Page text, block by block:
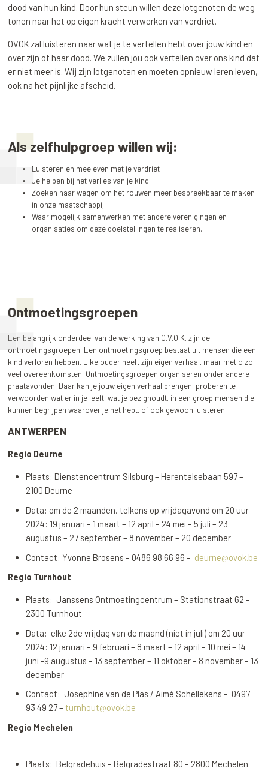
dood van hun kind. Door hun steun willen deze lotgenoten de weg
tonen naar het op eigen kracht verwerken van verdriet.
OVOK zal luisteren naar wat je te vertellen hebt over jouw kind en
over zijn of haar dood. We zullen jou ook vertellen over ons kind dat
er niet meer is. Wij zijn lotgenoten en moeten opnieuw leren leven,
ook na het pijnlijke afscheid.
Als zelfhulpgroep willen wij:
Luisteren en meeleven met je verdriet
Je helpen bij het verlies van je kind
Zoeken naar wegen om het rouwen meer bespreekbaar te maken
in onze maatschappij
Waar mogelijk samenwerken met andere verenigingen en
organisaties om deze doelstellingen te realiseren.
Ontmoetingsgroepen
Een belangrijk onderdeel van de werking van O.V.O.K. zijn de
ontmoetingsgroepen. Een ontmoetingsgroep bestaat uit mensen die een
kind verloren hebben. Elke ouder heeft zijn eigen verhaal, maar met o zo
veel overeenkomsten. Ontmoetingsgroepen organiseren onder andere
praatavonden. Daar kan je jouw eigen verhaal brengen, proberen te
verwoorden wat er in je leeft, wat je bezighoudt, in een groep mensen die
kunnen begrijpen waarover je het hebt, of ook gewoon luisteren.
ANTWERPEN
Regio Deurne
Plaats: Dienstencentrum Silsburg – Herentalsebaan 597 –
2100 Deurne
Data: om de 2 maanden, telkens op vrijdagavond om 20 uur
2024: 19 januari – 1 maart – 12 april – 24 mei – 5 juli – 23
augustus – 27 september – 8 november – 20 december
Contact: Yvonne Brosens – 0486 98 66 96 – deurne@ovok.be
Regio Turnhout
Plaats: Janssens Ontmoetingcentrum – Stationstraat 62 –
2300 Turnhout
Data: elke 2de vrijdag van de maand (niet in juli) om 20 uur
2024: 12 januari – 9 februari – 8 maart – 12 april – 10 mei – 14
juni -9 augustus – 13 september – 11 oktober – 8 november – 13
december
Contact: Josephine van de Plas / Aimé Schellekens – 0497
93 49 27 – turnhout@ovok.be
Regio Mechelen
Plaats: Belgradehuis – Belgradestraat 80 – 2800 Mechelen